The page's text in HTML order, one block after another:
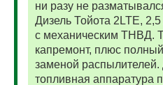
ни разу не
Дизель Тойота 2LTE,
с механическим ТНВД.
капремонт, плюс
заменой распылителей.
топливная аппаратура